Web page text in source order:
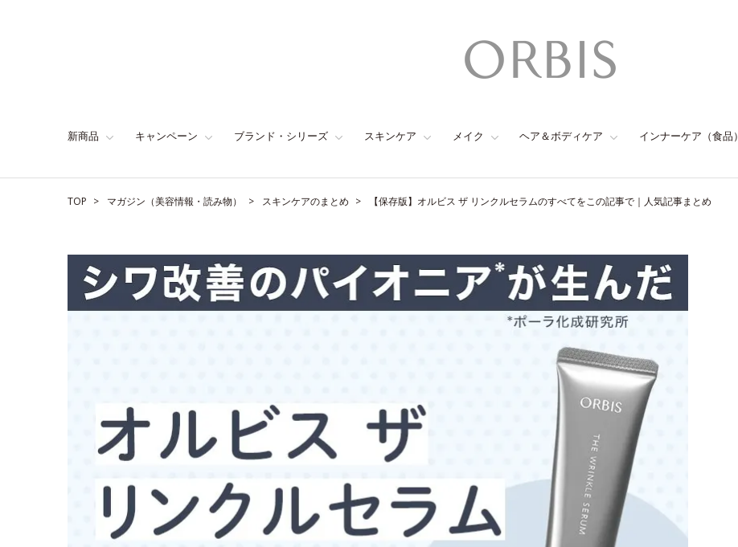
新商品 キャンペーン ブランド・シリーズ スキンケア メイク ヘア＆ボディケア インナーケア（食品）
TOP マガジン（美容情報・読み物） スキンケアのまとめ 【保存版】オルビス ザ リンクルセラムのすべてをこの記事で｜人気記事まとめ